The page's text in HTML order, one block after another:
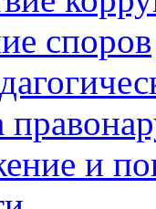
споров
и